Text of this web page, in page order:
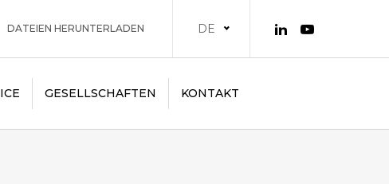
DATEIEN HERUNTERLADEN DE
GESELLSCHAFTEN KONTAKT